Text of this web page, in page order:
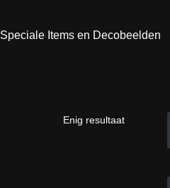
Speciale Items en Decobeelden
Enig resultaat